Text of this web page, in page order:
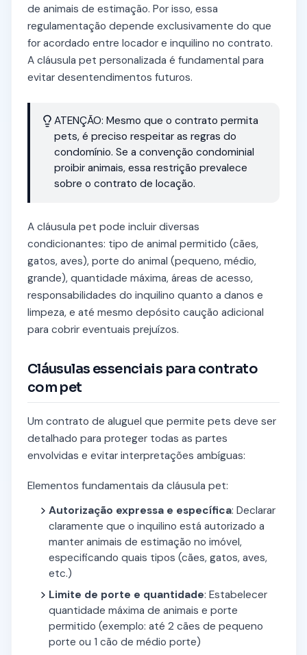
de animais de estimação. Por isso, essa
regulamentação depende exclusivamente do que
for acordado entre locador e inquilino no contrato.
A cláusula pet personalizada é fundamental para
evitar desentendimentos futuros.
ATENÇÃO: Mesmo que o contrato permita
pets, é preciso respeitar as regras do
condomínio. Se a convenção condominial
proibir animais, essa restrição prevalece
sobre o contrato de locação.
A cláusula pet pode incluir diversas
condicionantes: tipo de animal permitido (cães,
gatos, aves), porte do animal (pequeno, médio,
grande), quantidade máxima, áreas de acesso,
responsabilidades do inquilino quanto a danos e
limpeza, e até mesmo depósito caução adicional
para cobrir eventuais prejuízos.
Cláusulas essenciais para contrato
com pet
Um contrato de aluguel que permite pets deve ser
detalhado para proteger todas as partes
envolvidas e evitar interpretações ambíguas:
Elementos fundamentais da cláusula pet:
Autorização expressa e específica: Declarar
claramente que o inquilino está autorizado a
manter animais de estimação no imóvel,
especificando quais tipos (cães, gatos, aves,
etc.)
Limite de porte e quantidade: Estabelecer
quantidade máxima de animais e porte
permitido (exemplo: até 2 cães de pequeno
porte ou 1 cão de médio porte)